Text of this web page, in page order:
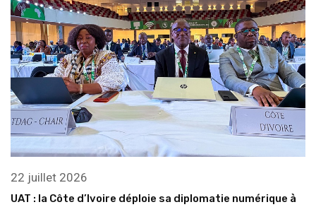
22 juillet 2026
UAT : la Côte d’Ivoire déploie sa diplomatie numérique à